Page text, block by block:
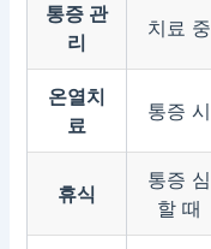
통증 관
리
치료 중
온열치
료
통증 시
휴식
통증 심
할 때